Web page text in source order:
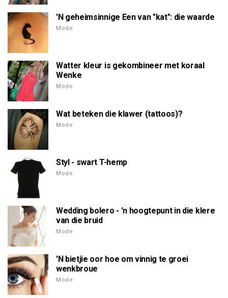
'N geheimsinnige Een van "kat": die waarde
Mode
Watter kleur is gekombineer met koraal
Wenke
Mode
Wat beteken die klawer (tattoos)?
Mode
Styl - swart T-hemp
Mode
Wedding bolero - 'n hoogtepunt in die klere
van die bruid
Mode
'N bietjie oor hoe om vinnig te groei
wenkbroue
Mode